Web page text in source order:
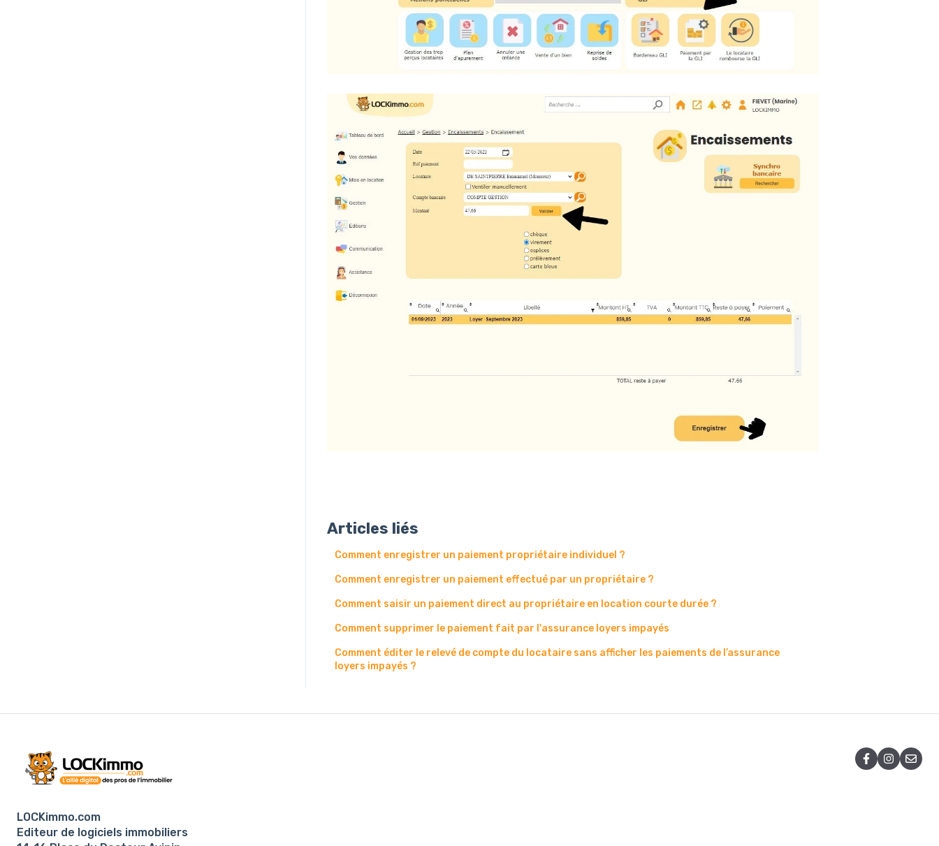
Articles liés
Comment enregistrer un paiement propriétaire individuel ?
Comment enregistrer un paiement effectué par un propriétaire ?
Comment saisir un paiement direct au propriétaire en location courte durée ?
Comment supprimer le paiement fait par l'assurance loyers impayés
Comment éditer le relevé de compte du locataire sans afficher les paiements de l’assurance
loyers impayés ?
LOCKimmo.com
Editeur de logiciels immobiliers